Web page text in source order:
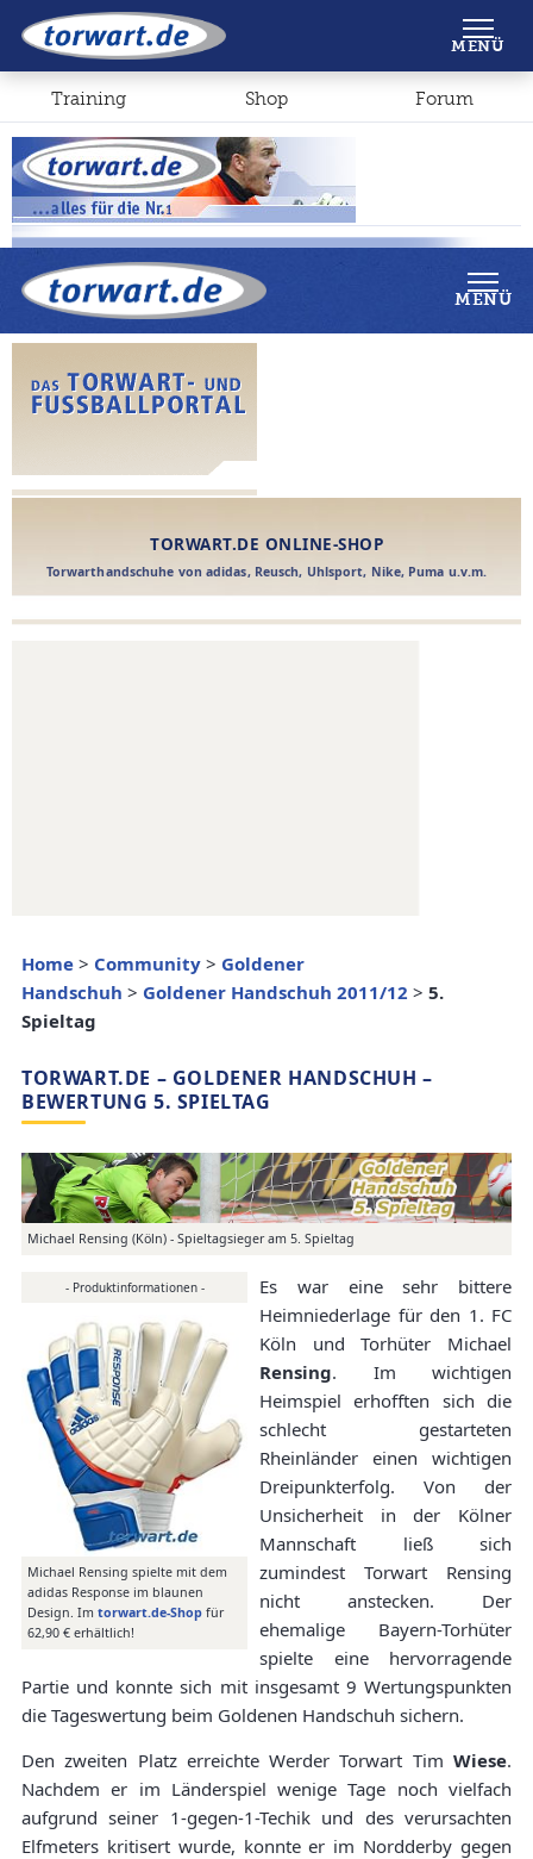
Shop Forum
MENÜ
Home > Community > Goldener
Handschuh > Goldener Handschuh 2011/12 > 5.
Spieltag
TORWART.DE – GOLDENER HANDSCHUH –
BEWERTUNG 5. SPIELTAG
Michael Rensing (Köln) - Spieltagsieger am 5. Spieltag
- Produktinformationen -
Michael Rensing spielte mit dem
adidas Response im blaunen
Design. Im torwart.de-Shop für
62,90 € erhältlich!
Es war eine sehr bittere
Heimniederlage für den 1. FC
Köln und Torhüter Michael
Rensing. Im wichtigen
Heimspiel erhofften sich die
schlecht gestarteten
Rheinländer einen wichtigen
Dreipunkterfolg. Von der
Unsicherheit in der Kölner
Mannschaft ließ sich
zumindest Torwart Rensing
nicht anstecken. Der
ehemalige Bayern-Torhüter
spielte eine hervorragende
Partie und konnte sich mit insgesamt 9 Wertungspunkten
die Tageswertung beim Goldenen Handschuh sichern.
Den zweiten Platz erreichte Werder Torwart Tim Wiese.
Nachdem er im Länderspiel wenige Tage noch vielfach
aufgrund seiner 1-gegen-1-Techik und des verursachten
Elfmeters kritisert wurde, konnte er im Nordderby gegen